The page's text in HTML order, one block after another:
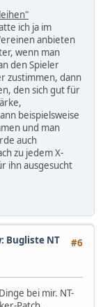
ich ja im
anbieten
wenn man
den Spieler
zustimmen, dann
den sich gut für
beispielsweise
und man
auch
zu jedem X-
ihn ausgesucht
#6
Bugliste NT
bei mir. NT-